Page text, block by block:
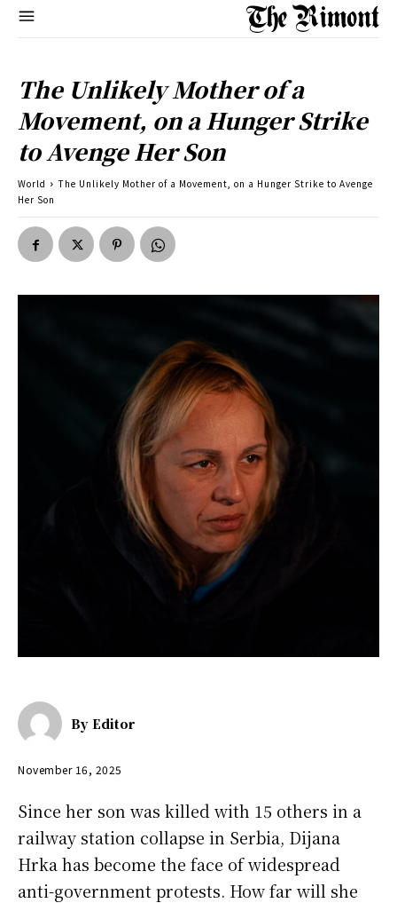
The Unlikely Mother of a
Movement, on a Hunger Strike
to Avenge Her Son
World
The Unlikely Mother of a Movement, on a Hunger Strike to Avenge
Her Son
By Editor
November 16, 2025
Since her son was killed with 15 others in a
railway station collapse in Serbia, Dijana
Hrka has become the face of widespread
anti-government protests. How far will she